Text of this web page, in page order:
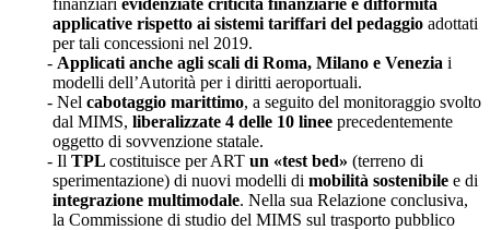
finanziari evidenziate criticità finanziarie e difformità
applicative rispetto ai sistemi tariffari del pedaggio adottati
per tali concessioni nel 2019.
Applicati anche agli scali di Roma, Milano e Venezia i
modelli dell’Autorità per i diritti aeroportuali.
Nel cabotaggio marittimo, a seguito del monitoraggio svolto
dal MIMS, liberalizzate 4 delle 10 linee precedentemente
oggetto di sovvenzione statale.
Il TPL costituisce per ART un «test bed» (terreno di
sperimentazione) di nuovi modelli di mobilità sostenibile e di
integrazione multimodale. Nella sua Relazione conclusiva,
la Commissione di studio del MIMS sul trasporto pubblico